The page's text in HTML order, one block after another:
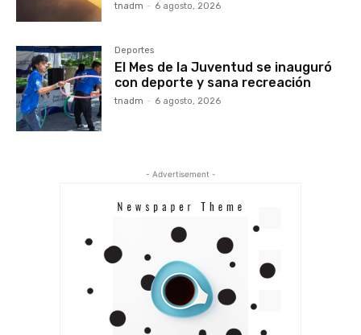
tnadm - 6 agosto, 2026
Deportes
El Mes de la Juventud se inauguró
con deporte y sana recreación
tnadm - 6 agosto, 2026
- Advertisement -